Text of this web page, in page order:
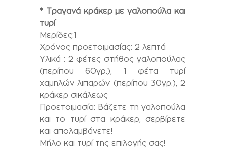
* Τραγανά κράκερ με γαλοπούλα και
τυρί
Μερίδες:1
Χρόνος προετοιμασίας: 2 λεπτά
Υλικά : 2 φέτες στήθος γαλοπούλας
(περίπου 60γρ.), 1 φέτα τυρί
χαμηλών λιπαρών (περίπου 30γρ.), 2
κράκερ σικάλεως
Προετοιμασία: Βάζετε τη γαλοπούλα
και το τυρί στα κράκερ, σερβίρετε
και απολαμβάνετε!
Μήλο και τυρί της επιλογής σας!